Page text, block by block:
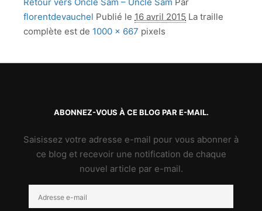
Retour vers Oncle Sam – Uncle Sam Par
florentdevauchel Publié le 16 avril 2015 La traille
complète est de 1000 × 667 pixels
ABONNEZ-VOUS À CE BLOG PAR E-MAIL.
Saisissez votre adresse e-mail pour vous abonner à
ce blog et recevoir une notification de chaque
nouvel article par e-mail.
e-